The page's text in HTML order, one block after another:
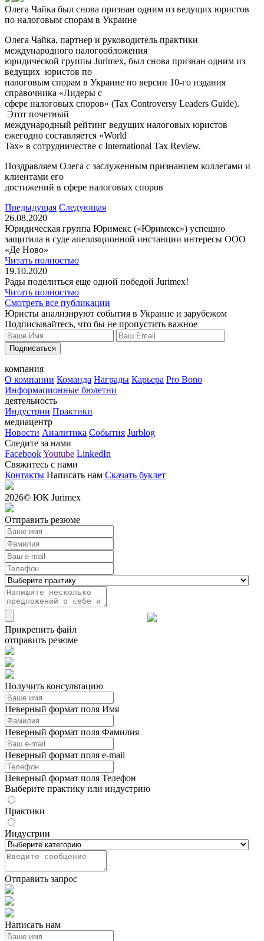
Олега Чайка был снова признан одним из ведущих юристов
по налоговым спорам в Украине
Олега Чайка, партнер и руководитель практики
международного налогообложения
юридической группы Jurimex, был снова признан одним из
ведущих юристов по
налоговым спорам в Украине по версии 10-го издания
справочника «Лидеры с
сфере налоговых споров» (Tax Controversy Leaders Guide).
Этот почетный
международный рейтинг ведущих налоговых юристов
ежегодно составляется «World
Tax» в сотрудничестве с International Tax Review.
Поздравляем Олега с заслуженным признанием коллегами и
клиентами его
достижений в сфере налоговых споров
Предыдущая Следующая
26.08.2020
Юридическая группа Юримекс («Юримекс») успешно
защитила в суде апелляционной инстанции интересы ООО
«Де Ново»
Читать полностью
19.10.2020
Рады поделиться еще одной победой Jurimex!
Читать полностью
Смотреть все публикации
Юристы анализируют события в Украине и зарубежом
Подписывайтесь, что бы не пропустить важное
Подписаться
компания
О компании Команда Награды Карьера Pro Bono
Информационные бюлетни
деятельность
Индустрии Практики
медиацентр
Новости Аналитика События Jurblog
Следите за нами
FacebookYoutube LinkedIn
Свяжитесь с нами
Контакты Написать нам Скачать буклет
2026© ЮК Jurimex
Отправить резюме
Прикрепить файл
отправить резюме
Получить консультацию
Неверный формат поля Имя
Неверный формат поля Фамилия
Неверный формат поля e-mail
Неверный формат поля Телефон
Выберите практику или индустрию
Практики
Индустрии
Отправить запрос
Написать нам